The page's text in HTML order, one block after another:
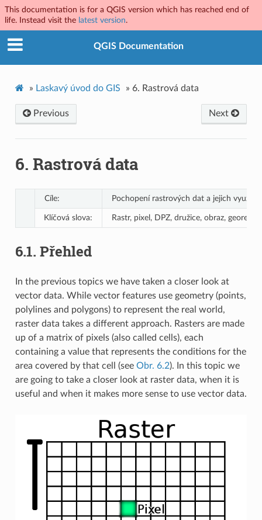
This documentation is for a QGIS version which has reached end of
life. Instead visit the latest version.
QGIS Documentation
» Laskavý úvod do GIS » 6. Rastrová data
Previous Next
6. Rastrová data
Cíle: Pochopení rastrových dat a jejich využití
Klíčová slova: Rastr, pixel, DPZ, družice, obraz,
6.1. Přehled
In the previous topics we have taken a closer look at
vector data. While vector features use geometry (points,
polylines and polygons) to represent the real world,
raster data takes a different approach. Rasters are made
up of a matrix of pixels (also called cells), each
containing a value that represents the conditions for the
area covered by that cell (see Obr. 6.2). In this topic we
are going to take a closer look at raster data, when it is
useful and when it makes more sense to use vector data.